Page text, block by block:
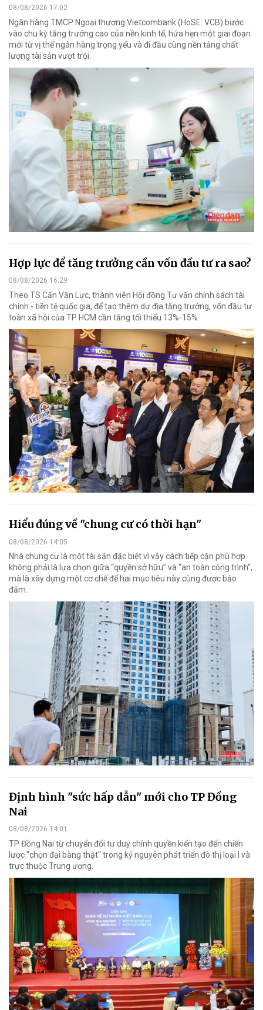
08/08/2026 17:02
Ngân hàng TMCP Ngoại thương Vietcombank (HoSE: VCB) bước
vào chu kỳ tăng trưởng cao của nền kinh tế, hứa hẹn một giai đoạn
mới từ vị thế ngân hàng trọng yếu và đi đầu cùng nền tảng chất
lượng tài sản vượt trội.
Hợp lực để tăng trưởng cần vốn đầu tư ra sao?
08/08/2026 16:29
Theo TS Cấn Văn Lực, thành viên Hội đồng Tư vấn chính sách tài
chính - tiền tệ quốc gia, để tạo thêm dư địa tăng trưởng, vốn đầu tư
toàn xã hội của TP HCM cần tăng tối thiểu 13%-15%.
Hiểu đúng về "chung cư có thời hạn"
08/08/2026 14:05
Nhà chung cư là một tài sản đặc biệt vì vậy cách tiếp cận phù hợp
không phải là lựa chọn giữa “quyền sở hữu” và “an toàn công trình”,
mà là xây dựng một cơ chế để hai mục tiêu này cùng được bảo
đảm.
Định hình "sức hấp dẫn" mới cho TP Đồng
Nai
08/08/2026 14:01
TP Đồng Nai từ chuyển đổi tư duy chính quyền kiến tạo đến chiến
lược "chọn đại bàng thật" trong kỷ nguyên phát triển đô thị loại I và
trực thuộc Trung ương.